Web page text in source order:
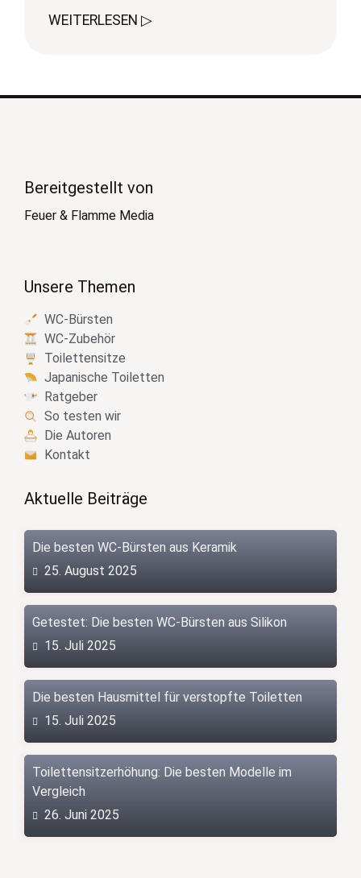
WEITERLESEN ▷
Bereitgestellt von
Feuer & Flamme Media
Unsere Themen
WC-Bürsten
WC-Zubehör
Toilettensitze
Japanische Toiletten
Ratgeber
So testen wir
Die Autoren
Kontakt
Aktuelle Beiträge
Die besten WC-Bürsten aus Keramik
25. August 2025
Getestet: Die besten WC-Bürsten aus Silikon
15. Juli 2025
Die besten Hausmittel für verstopfte Toiletten
15. Juli 2025
Toilettensitzerhöhung: Die besten Modelle im
Vergleich
26. Juni 2025